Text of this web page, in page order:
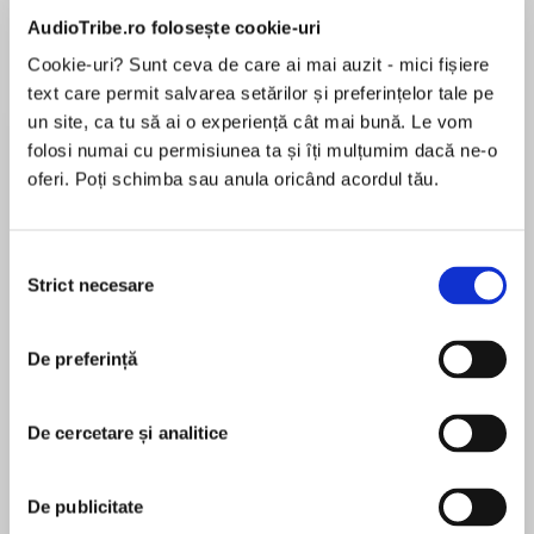
AudioTribe.ro folosește cookie-uri
Cookie-uri? Sunt ceva de care ai mai auzit - mici fișiere
text care permit salvarea setărilor și preferințelor tale pe
un site, ca tu să ai o experiență cât mai bună. Le vom
folosi numai cu permisiunea ta și îți mulțumim dacă ne-o
oferi. Poți schimba sau anula oricând acordul tău.
consimțământului
Strict necesare
De preferință
De cercetare și analitice
De publicitate
Albus Dumbledore…and Severus Snape?
Figures of wisdom and power, possessing
arcane, often forbidden knowledge, wizards
and sorcerers are shaped – or misshaped – by
women remain human…some might say all too
human. Such is their curse. And their glory.
fantasy writers – including award-winners K. J.
Parker (The Two of Swords), Megan Lindholm
Tim Powers (Last Call), Liz Williams (Snake
Agent), Elizabeth Bear (Eternal Sky Trilogy),
Lincoln Hoppe
Nicholas Guy Smith
Tonya Cornelisse
Gardner Dozois